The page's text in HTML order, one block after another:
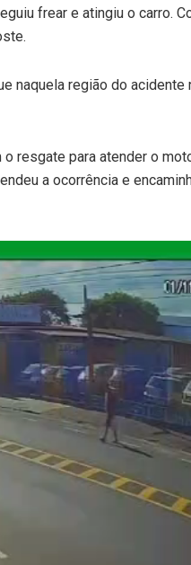
frear e atingiu o carro.
naquela região do acidente
resgate para atender o
a ocorrência e